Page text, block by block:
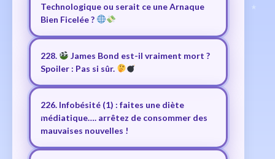
Technologique ou serait ce une Arnaque
Bien Ficelée ?
228.
James Bond est-il vraiment mort ?
Spoiler : Pas si sûr.
226. Infobésité (1) : faites une diète
médiatique…. arrêtez de consommer des
mauvaises nouvelles !